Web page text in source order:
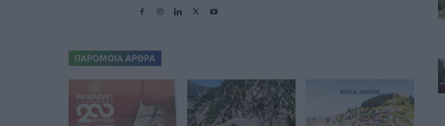
ΠΑΡΟΜΟΙΑ ΑΡΘΡΑ